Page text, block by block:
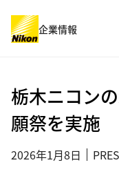
企業情報
栃木ニコン
願祭を実施
2026年1月8日